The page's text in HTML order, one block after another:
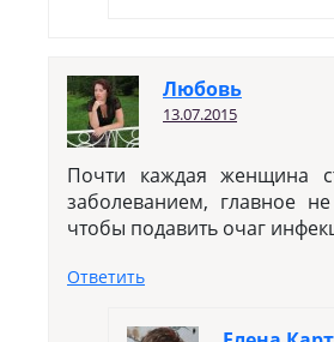
Любовь
13.07.2015
Почти каждая женщина
заболеванием, главное
чтобы подавить очаг
Ответить